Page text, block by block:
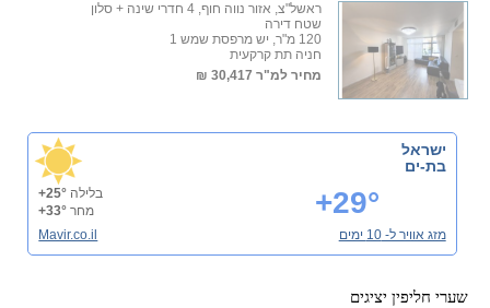
ראשל"צ, אזור נווה חוף, 4 חדרי שינה + סלון
שטח דירה
120 מ"ר, יש מרפסת שמש 1
חניה תת קרקעית
מחיר למ"ר 30,417 ₪
ישראל
בת-ים
+29° בלילה +25°
מחר +33°
מזג אוויר ל- 10 ימים
Mavir.co.il
שערי חליפין יציגים